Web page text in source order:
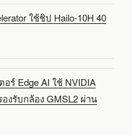
ใช้ชิป Hailo-10H 40
อร์ Edge AI ใช้ NVIDIA
องรับกล้อง GMSL2 ผ่าน